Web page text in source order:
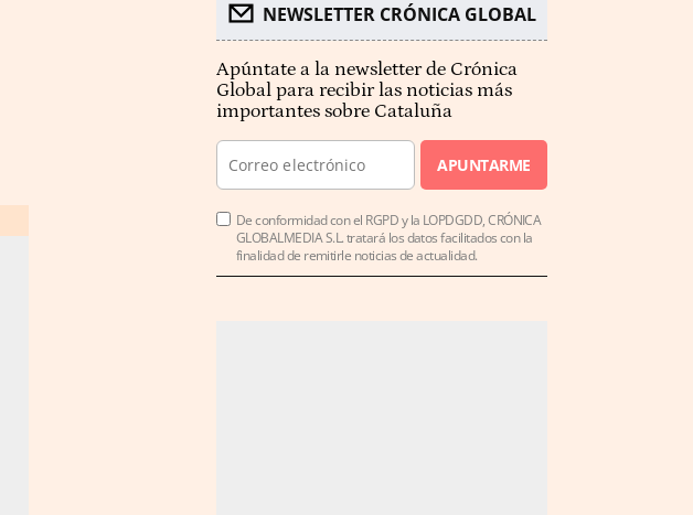
NEWSLETTER CRÓNICA GLOBAL
Apúntate a la newsletter de Crónica
Global para recibir las noticias más
importantes sobre Cataluña
APUNTARME
De conformidad con el RGPD y la LOPDGDD, CRÓNICA
GLOBALMEDIA S.L. tratará los datos facilitados con la
finalidad de remitirle noticias de actualidad.